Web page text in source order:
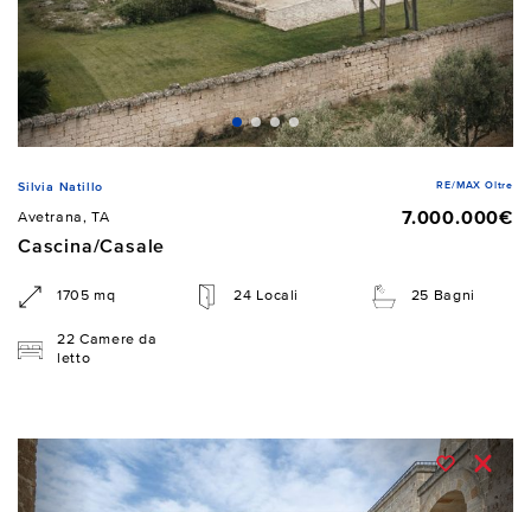
Silvia Natillo RE/MAX Oltre
Avetrana, TA
7.000.000€
Cascina/Casale
1705 mq 24 Locali 25 Bagni
22 Camere da
letto